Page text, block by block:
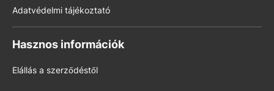
Adatvédelmi tájékoztató
Hasznos információk
Elállás a szerződéstől